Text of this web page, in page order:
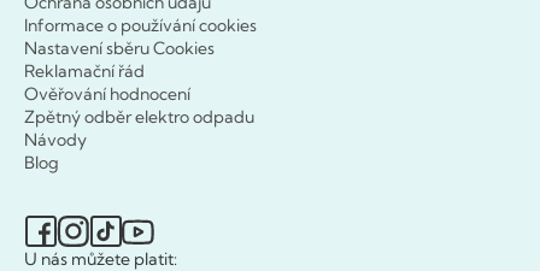
Informace o používání cookies
Nastavení sběru Cookies
Reklamační řád
Ověřování hodnocení
Zpětný odběr elektro odpadu
Návody
Blog
U nás můžete platit: